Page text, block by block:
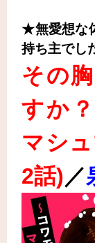
★無愛想な
持ち主で
その
すか
マシ
2話)／